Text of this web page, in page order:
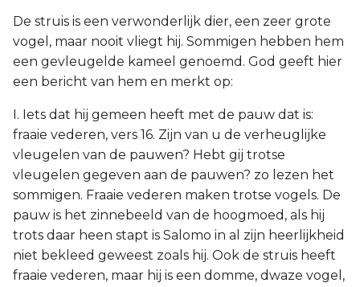
De struis is een verwonderlijk dier, een zeer grote
vogel, maar nooit vliegt hij. Sommigen hebben hem
een gevleugelde kameel genoemd. God geeft hier
een bericht van hem en merkt op:
I. Iets dat hij gemeen heeft met de pauw dat is:
fraaie vederen, vers 16. Zijn van u de verheuglijke
vleugelen van de pauwen? Hebt gij trotse
vleugelen gegeven aan de pauwen? zo lezen het
sommigen. Fraaie vederen maken trotse vogels. De
pauw is het zinnebeeld van de hoogmoed, als hij
trots daar heen stapt is Salomo in al zijn heerlijkheid
niet bekleed geweest zoals hij. Ook de struis heeft
fraaie vederen, maar hij is een domme, dwaze vogel,